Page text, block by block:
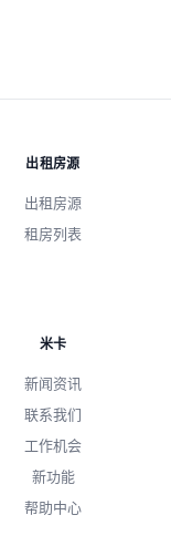
出租房源
出租房源
租房列表
米卡
新闻资讯
联系我们
工作机会
新功能
帮助中心